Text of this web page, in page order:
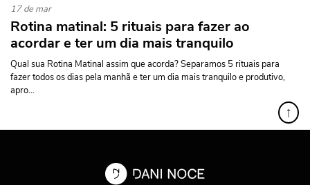
17 de mar
Rotina matinal: 5 rituais para fazer ao
acordar e ter um dia mais tranquilo
Qual sua Rotina Matinal assim que acorda? Separamos 5 rituais para
fazer todos os dias pela manhã e ter um dia mais tranquilo e produtivo,
apro...
↑